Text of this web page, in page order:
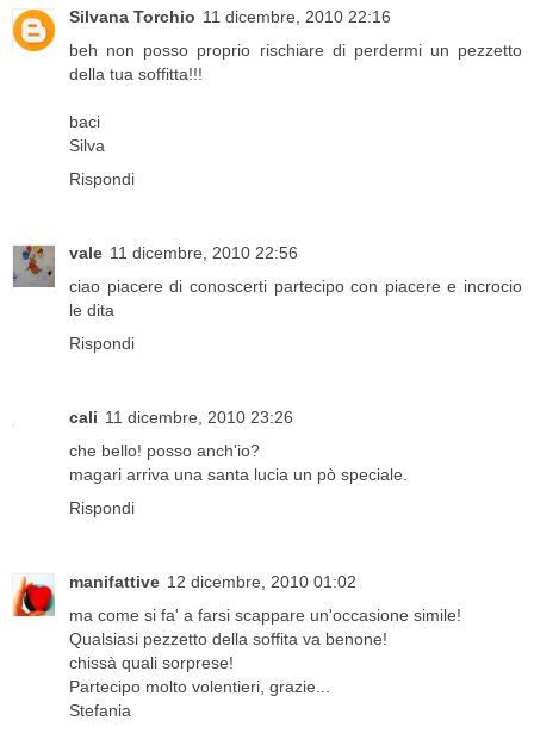
Silvana Torchio 11 dicembre, 2010 22:16
beh non posso proprio rischiare di perdermi un pezzetto
della tua soffitta!!!
baci
Silva
Rispondi
vale 11 dicembre, 2010 22:56
ciao piacere di conoscerti partecipo con piacere e incrocio
le dita
Rispondi
cali 11 dicembre, 2010 23:26
che bello! posso anch'io?
magari arriva una santa lucia un pò speciale.
Rispondi
manifattive 12 dicembre, 2010 01:02
ma come si fa' a farsi scappare un'occasione simile!
Qualsiasi pezzetto della soffita va benone!
chissà quali sorprese!
Partecipo molto volentieri, grazie...
Stefania